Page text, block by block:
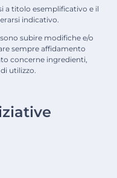
a titolo esemplificativo e il
indicativo.
subire modifiche e/o
sempre affidamento
concerne ingredienti,
utilizzo.